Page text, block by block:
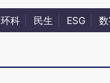
环科 民生 ESG